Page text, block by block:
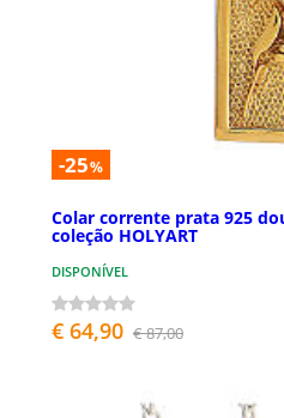
-25%
Colar corrente prata 925
coleção HOLYART
DISPONÍVEL
€ 64,90 € 87,00